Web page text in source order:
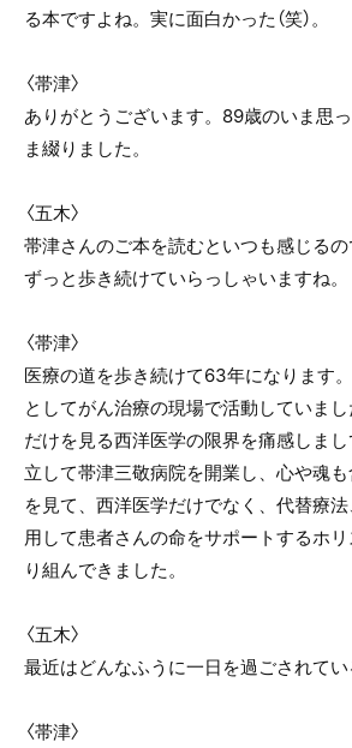
る本ですよね。実に面白かった（笑）。
〈帯津〉
ありがとうございます。89歳のいま思
ま綴りました。
〈五木〉
帯津さんのご本を読むといつも感じる
ずっと歩き続けていらっしゃいますね。
〈帯津〉
医療の道を歩き続けて63年になります
としてがん治療の現場で活動していま
だけを見る西洋医学の限界を痛感しま
立して帯津三敬病院を開業し、心や魂
を見て、西洋医学だけでなく、代替療
用して患者さんの命をサポートするホ
り組んできました。
〈五木〉
最近はどんなふうに一日を過ごされてい
〈帯津〉